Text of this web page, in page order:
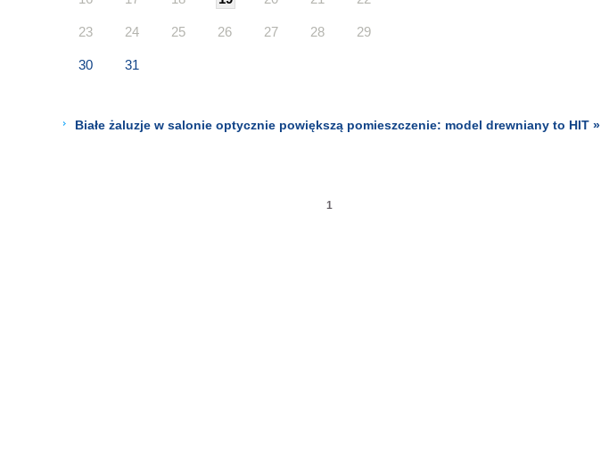
23 24 25 26 27 28 29
30 31
Białe żaluzje w salonie optycznie powiększą pomieszczenie: model drewniany to HIT »
1